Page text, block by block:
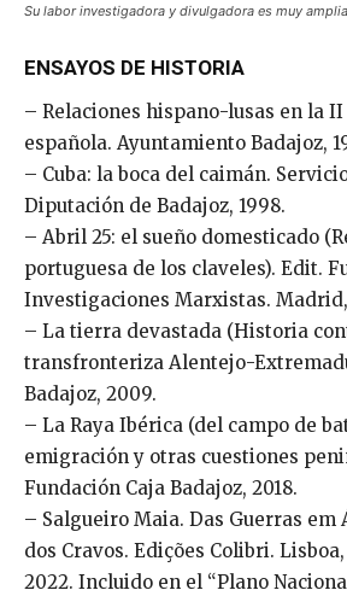
Su labor investigadora y divulgadora es muy
ENSAYOS DE HISTORIA
– Relaciones hispano-lusas en la II
española. Ayuntamiento Badajoz,
– Cuba: la boca del caimán.
Diputación de Badajoz, 1998.
– Abril 25: el sueño domesticado
portuguesa de los claveles). Edit.
Investigaciones Marxistas. Madrid,
– La tierra devastada (Historia
transfronteriza Alentejo-
Badajoz, 2009.
– La Raya Ibérica (del campo de
emigración y otras cuestiones
Fundación Caja Badajoz, 2018.
– Salgueiro Maia. Das Guerras em
dos Cravos. Edições Colibri.
2022. Incluido en el “Plano